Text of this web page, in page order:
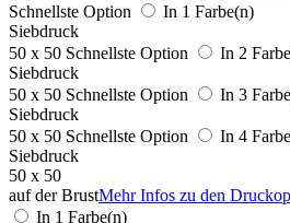
Schnellste Option
In 1 Farbe(n)
Siebdruck
50 x 50 Schnellste Option
In 2
Siebdruck
50 x 50 Schnellste Option
In 3
Siebdruck
50 x 50 Schnellste Option
In 4
Siebdruck
50 x 50
auf der BrustMehr Infos zu den
In 1 Farbe(n)